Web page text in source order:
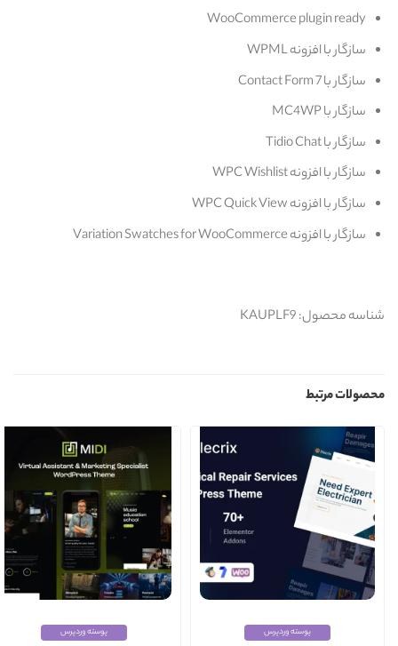
WooCommerce plugin ready
سازگار با افزونه WPML
سازگار با Contact Form 7
سازگار با MC4WP
سازگار با Tidio Chat
سازگار با افزونه WPC Wishlist
سازگار با افزونه WPC Quick View
سازگار با افزونه Variation Swatches for WooCommerce
شناسه محصول: KAUPLF9
محصولات مرتبط
پوسته وردپرس پوسته وردپرس